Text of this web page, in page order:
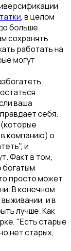
, в целом
больше.
сохранять
работать на
могут
ваша
себя.
компанию) о
и
Факт в том,
богатым
просто может
В конечном
и в
лучше. Как
"Есть старые
нет старых,